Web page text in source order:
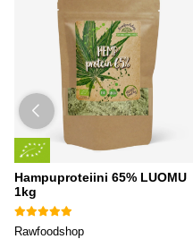
Hampuproteiini 65% LUOMU
1kg
Rawfoodshop